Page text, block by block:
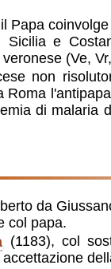
e
(Ve,
Roma
di malaria
da
col papa.
(1183), col